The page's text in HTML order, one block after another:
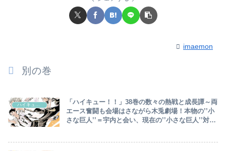
imaemon
別の巻
ハイキュー‼︎
「ハイキュー！！」38巻の数々の熱戦と成長譚～両
エース奮闘も会場はさながら木兎劇場！本物の’’小
さな巨人’’＝宇内と会い、現在の’’小さな巨人’’対決